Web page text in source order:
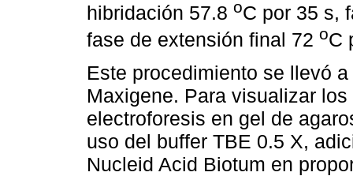
hibridación 57.8 oC por 35 s,
fase de extensión final 72 oC
Este procedimiento se llevó
Maxigene. Para visualizar
electroforesis en gel de
uso del buffer TBE 0.5 X,
Nucleid Acid Biotum en